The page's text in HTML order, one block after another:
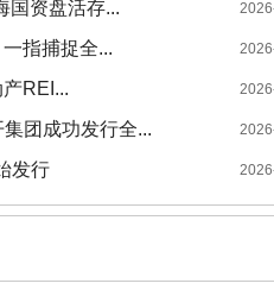
国资盘活存...
指捕捉全...
REI...
团成功发行全...
发行